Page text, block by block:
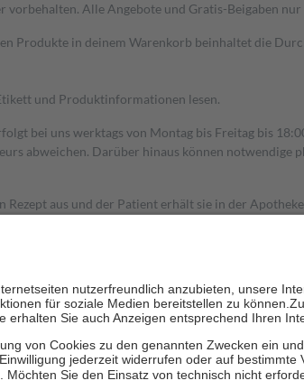
Alle Angebote und Gratis-Beigaben
Produkte in deinem Warenkorb beinhaltet die
und Produktinformationen lesen.
bei uns werktags von Montag bis Freitag bis
abweichen. Darüber hinaus können
aus und der Patient erhält sie in der
Prozent des Abgabepreises,
zehn Prozent der Kosten sowie zehn Euro je
zu stärken und die besondere Stellung der
GKV getragen werden